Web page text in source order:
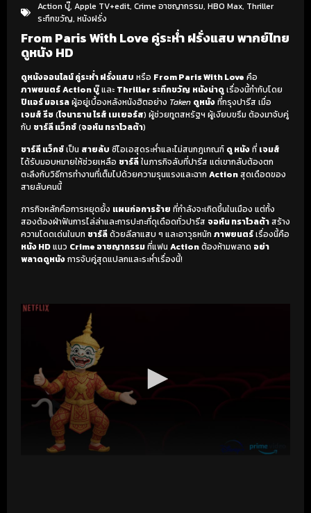
Action บู๊, Apple TV+edit, Crime อาชญากรรม, HBO Max, Thriller
ระทึกขวัญ, หนังฝรั่ง
From Paris With Love คู่ระห่ำ ฝรั่งแสบ พากย์ไทย
ดูหนัง HD
ดูหนังออนไลน์ คู่ระห่ำ ฝรั่งแสบ หรือ From Paris With Love คือ
ภาพยนตร์Action บู๊และ Thriller ระทึกขวัญ หนังน่าดู เรื่องนี้กำกับโดย
ปิแอร์ มอเรลผู้อยู่เบื้องหลังหนังฮิตอย่าง Taken ดูหนังที่กรุงปารีส เมื่อ
เจมส์ รีซ(โจนาธาน ไรส์ เมเยอร์ส) ผู้ช่วยทูตสหรัฐฯ ผู้เงียบขรึม ต้องมาจับคู่
กับ ชาร์ลี แว็กซ์(จอห์น ทราโวลต้า)
ชาร์ลี แว็กซ์เป็น สายลับ ซีไอเอสุดระห่ำและไม่สนกฎเกณฑ์ ดู หนังที่ เจมส์
ได้รับมอบหมายให้ช่วยเหลือ ชาร์ลีในภารกิจลับที่ปารีส แต่เขากลับต้องตก
ตะลึงกับวิธีการทำงานที่เต็มไปด้วยความรุนแรงและฉาก Actionสุดเดือดของ
สายลับคนนี้
ภารกิจหลักคือการหยุดยั้ง แผนก่อการร้าย ที่กำลังจะเกิดขึ้นในเมือง แต่ทั้ง
สองต้องฝ่าฟันการไล่ล่าและการปะทะที่ดุเดือดทั่วปารีส จอห์น ทราโวลต้าสร้าง
ความโดดเด่นในบท ชาร์ลีด้วยลีลาแสบ ๆ และอาวุธหนัก ภาพยนตร์เรื่องนี้คือ
หนัง HDแนว Crime อาชญากรรมที่แฟน Actionต้องห้ามพลาด อย่า
พลาดดูหนังการจับคู่สุดแปลกและระห่ำเรื่องนี้!